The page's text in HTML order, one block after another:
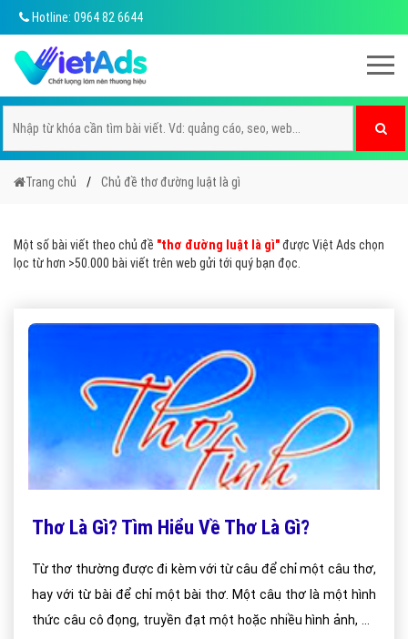
Hotline: 0964 82 6644
Trang chủ Chủ đề thơ đường luật là gì
Một số bài viết theo chủ đề "thơ đường luật là gì"được Việt Ads chọn
lọc từ hơn >50.000 bài viết trên web gửi tới quý bạn đọc.
Thơ Là Gì? Tìm Hiểu Về Thơ Là Gì?
Từ thơ thường được đi kèm với từ câu để chỉ một câu thơ,
hay với từ bài để chỉ một bài thơ. Một câu thơ là một hình
thức câu cô đọng, truyền đạt một hoặc nhiều hình ảnh, có